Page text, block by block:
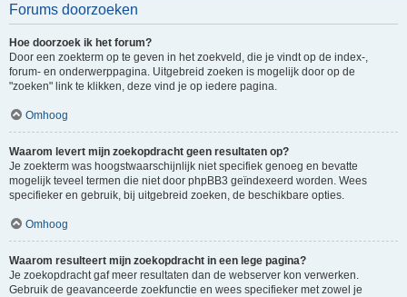
Forums doorzoeken
Hoe doorzoek ik het forum?
Door een zoekterm op te geven in het zoekveld, die je vindt op de index-,
forum- en onderwerppagina. Uitgebreid zoeken is mogelijk door op de
"zoeken" link te klikken, deze vind je op iedere pagina.
Omhoog
Waarom levert mijn zoekopdracht geen resultaten op?
Je zoekterm was hoogstwaarschijnlijk niet specifiek genoeg en bevatte
mogelijk teveel termen die niet door phpBB3 geïndexeerd worden. Wees
specifieker en gebruik, bij uitgebreid zoeken, de beschikbare opties.
Omhoog
Waarom resulteert mijn zoekopdracht in een lege pagina?
Je zoekopdracht gaf meer resultaten dan de webserver kon verwerken.
Gebruik de geavanceerde zoekfunctie en wees specifieker met zowel je